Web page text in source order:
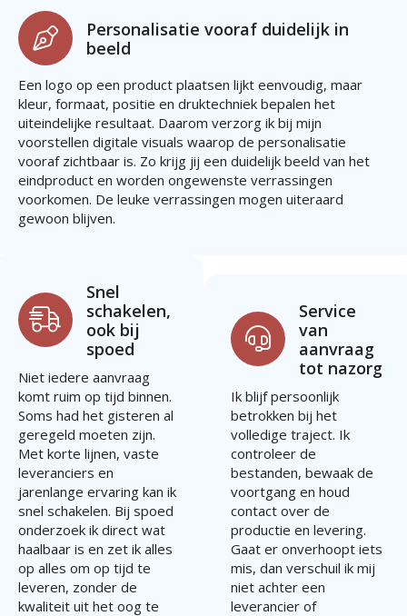
Personalisatie vooraf duidelijk in
beeld
Een logo op een product plaatsen lijkt eenvoudig, maar
kleur, formaat, positie en druktechniek bepalen het
uiteindelijke resultaat. Daarom verzorg ik bij mijn
voorstellen digitale visuals waarop de personalisatie
vooraf zichtbaar is. Zo krijg jij een duidelijk beeld van het
eindproduct en worden ongewenste verrassingen
voorkomen. De leuke verrassingen mogen uiteraard
gewoon blijven.
Snel
schakelen,
ook bij
spoed
Niet iedere aanvraag
komt ruim op tijd binnen.
Soms had het gisteren al
geregeld moeten zijn.
Met korte lijnen, vaste
leveranciers en
jarenlange ervaring kan ik
snel schakelen. Bij spoed
onderzoek ik direct wat
haalbaar is en zet ik alles
op alles om op tijd te
leveren, zonder de
kwaliteit uit het oog te
Service
van
aanvraag
tot nazorg
Ik blijf persoonlijk
betrokken bij het
volledige traject. Ik
controleer de
bestanden, bewaak de
voortgang en houd
contact over de
productie en levering.
Gaat er onverhoopt iets
mis, dan verschuil ik mij
niet achter een
leverancier of